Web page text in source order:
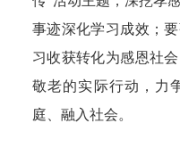
事迹深化学习成效；
习收获转化为感恩社
敬老的实际行动，力
庭、融入社会。